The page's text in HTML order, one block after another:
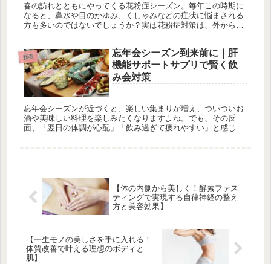
春の訪れとともにやってくる花粉症シーズン。毎年この時期に
なると、鼻水や目のかゆみ、くしゃみなどの症状に悩まされる
方も多いのではないでしょうか？実は花粉症対策は、外からの
新着
忘年会シーズン到来前に｜肝
機能サポートサプリで賢く飲
み会対策
忘年会シーズンが近づくと、楽しい集まりが増え、ついついお
酒や美味しい料理を楽しみたくなりますよね。でも、その反
面、「翌日の体調が心配」「飲み過ぎて疲れやすい」と感じる
【体の内側から美しく！酵素ファス
ティングで実現する自律神経の整え
方と美容効果】
【一生モノの美しさを手に入れる！
体質改善で叶える理想のボディと
肌】